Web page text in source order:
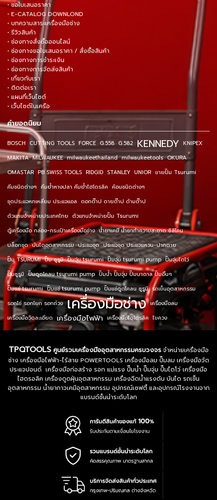
• ขอใบเสนอราคา
• E-CATALOG DOWNLOND
• บทความสาระเครื่องมือช่าง
• รีวิวสินค้า
• ช่องทางสั่งซื้อออนไลน์
• ช่องทางขอใบเสนอราคา / สั่งซื้อสินค้า
• ช่องทางการชำระเงิน
• ช่องทางการจัดส่งสินค้า
• เกี่ยวกับเรา
• ติดต่อเรา
• แผนที่เว็บไซต์
• เว็บไซต์ในเครือ
คำยอดนิยม
BOSCH CUTTING TOOLS FORCE G.558 G.582 KENNEDY KNIPEX
MAKITA MILWAUKEE milwaukeethailand milwaukeetools OKURA
OMASTAR PB SWISS TOOLS RIDGID STANLEY UNIOR ขายปั๊ม Tsurumi
คีมชนิดต่างๆ คีมย้ำหางปลา คีมย้ำไฮโดรลิค ค้อนชนิดต่างๆ
ชุดประแจหกเหลี่ยม ประแจแอล ดอกต๊าป ดายต๊าป ด้ามต๊าป
ตัวแทนจำหน่ายประเทศไทย ตัวแทนจำหน่ายปั๊ม Tsurumi
ตู้เครื่องมือ กล่อง-กระเป๋าเครื่องมือช่าง น้ำยาเคมี น้ำยาทำความสะอาด ซิลิโคน
บล็อกชุด บันไดอุตสาหกรรม ประแจชุด ประแจชุด ประแจแหวน-ปากตาย
ปั๊ม TSURUMI ปั๊ม ซูรูมิ ปั๊มจุ่ม tsurumi ปั๊มจุ่ม tsurumi pump ปั๊มจุ่มไดโว่
ปั๊มซูรูมิ ปั๊มดูดโคลน tsurumi pump ปั๊มน้ำ ปั๊มจุ่ม ปั๊มบาดาล ปั๊มอื่นๆ
ปั๊มแช่ tsurumi ปั๊มแช่ tsurumi pump ปั๊มแช่ดูดโคลน ซูรูมิ รถเข็นอุตสาหกรรม
รอกโซ่ รอกโยก รอกถ่วง เครื่องมือช่าง เครื่องมือลม
เครื่องมือวัดละเอียด เครื่องมือไฟฟ้า เครื่องมือไฮโดรลิค ไขควง
TPQTOOLS ศูนย์รวมเครื่องมืออุตสาหกรรมครบวงจรจำหน่ายเครื่องมือ
ช่าง เครื่องมือไฟฟ้า-ไร้สาย POWERTOOLS เครื่องมือลม ปั๊มลม เครื่องมือวัด
ประแจปอนด์ เครื่องมือก่อสร้าง รอก แม่แรง ปั๊มน้ำ ปั๊มจุ่ม ปั๊มไดโว่ เครื่องมือ
ไฮดรอลิค เครื่องดูดฝุ่นอุตสาหกรรม เครื่องฉีดน้ำแรงดัน บันได รถเข็น
อุตสาหกรรม น้ำยากาวเคมีอุตสาหกรรม อุปกรณ์เซฟตี้ และอุปกรณ์โรงงานจาก
แบรนด์ชั้นนำระดับโลก